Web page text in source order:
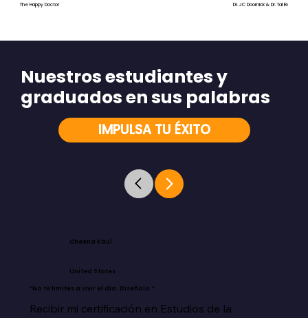
The Happy Doctor
Dr. JC Doornick & Dr. Tal Ben-
IMPULSA TU ÉXITO
Nuestros estudiantes y
graduados en sus palabras
Cheena Kaul
United States
“No te limites a vivir el día. Diseñalo.”
Recibir mi certificación en Estudios de la